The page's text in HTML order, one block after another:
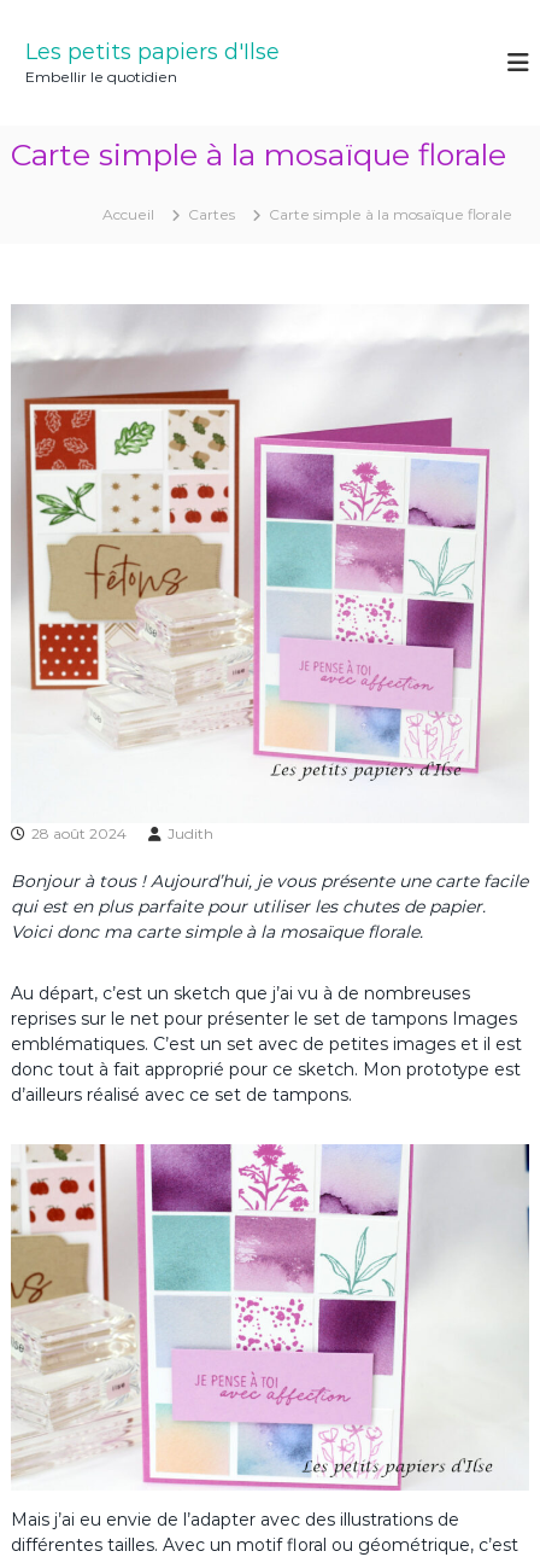
Les petits papiers d'Ilse
Embellir le quotidien
Carte simple à la mosaïque florale
Accueil Cartes Carte simple à la mosaïque florale
28 août 2024 Judith
Bonjour à tous ! Aujourd’hui, je vous présente une carte facile
qui est en plus parfaite pour utiliser les chutes de papier.
Voici donc ma carte simple à la mosaïque florale.
Au départ, c’est un sketch que j’ai vu à de nombreuses
reprises sur le net pour présenter le set de tampons Images
emblématiques. C’est un set avec de petites images et il est
donc tout à fait approprié pour ce sketch. Mon prototype est
d’ailleurs réalisé avec ce set de tampons.
Mais j’ai eu envie de l’adapter avec des illustrations de
différentes tailles. Avec un motif floral ou géométrique, c’est